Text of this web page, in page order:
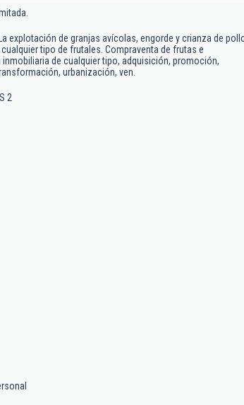
explotación de granjas avícolas, engorde y crianza de
tipo de frutales. Compraventa de frutas e
de cualquier tipo, adquisición, promoción,
urbanización, ven.
2